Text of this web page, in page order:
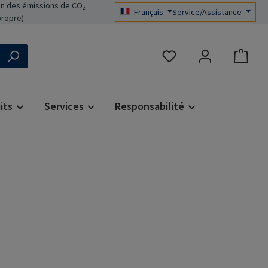
des émissions de CO₂
Français Service/Assistance
Vous avez 0 articles
Services Responsabilité